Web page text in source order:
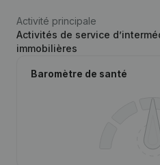
Activité principale
Activités de service
immobilières
Baromètre de santé